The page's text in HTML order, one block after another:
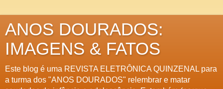
ANOS DOURADOS:
IMAGENS & FATOS
Este blog é uma REVISTA ELETRÔNICA QUINZENAL para
a turma dos "ANOS DOURADOS" relembrar e matar